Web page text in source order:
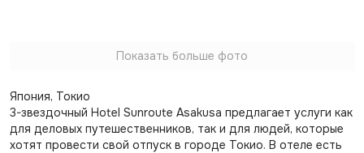
Показать больше фото
Япония, Токио
3-звездочный Hotel Sunroute Asakusa предлагает услуги как
для деловых путешественников, так и для людей, которые
хотят провести свой отпуск в городе Токио. В отеле есть